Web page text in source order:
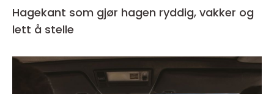
Hagekant som gjør hagen ryddig, vakker og
lett å stelle